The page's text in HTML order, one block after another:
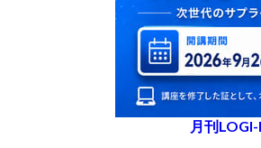
月刊